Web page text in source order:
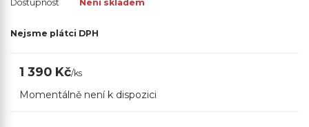
Dostupnost Není skladem
Nejsme plátci DPH
1 390 Kč/ks
Momentálně není k dispozici